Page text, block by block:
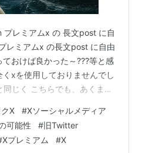
レミアムx の 長文post に自
レミアムx の長文post に自由
おけば良かった～???等と感
xを使用しておりませんでし
じく こちらでも、あくまで
おります。どうぞ、フォロ
ます。 「沢田研二の人生を1
ないジュリーの素顔とは？
X #Xソーシャルメディア
可能性 #旧Twitter
Xプレミアム #X